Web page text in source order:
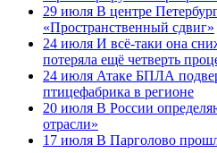
29 июля В центре
«Пространственный сдвиг»
24 июля И всё-таки она
потеряла ещё четверть
24 июля Атаке БПЛА
птицефабрика в регионе
20 июля В России
отрасли»
17 июля В Парголово